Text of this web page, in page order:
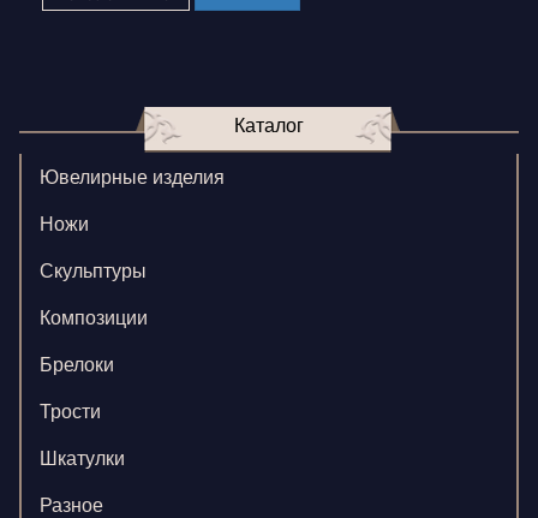
Каталог
Ювелирные изделия
Ножи
Скульптуры
Композиции
Брелоки
Трости
Шкатулки
Разное